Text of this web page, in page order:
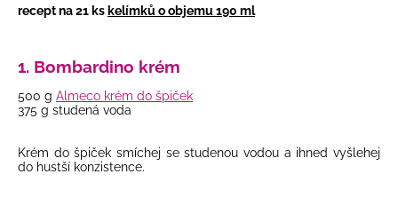
recept na 21 ks kelímků o objemu 190 ml
1. Bombardino krém
500 g Almeco krém do špiček
375 g studená voda
Krém do špiček smíchej se studenou vodou a ihned vyšlehej
do hustší konzistence.